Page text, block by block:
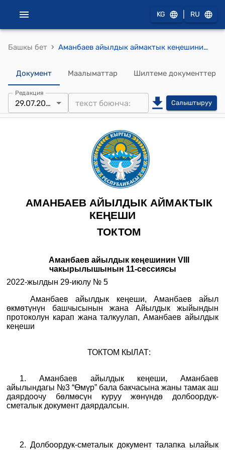
KG RU
Башкы бет › Аманбаев айылдык аймактык кеңешинин 2022-жылдын 29-июлундагы № 5 "№3 “Ѳмүр” бала бакчасына долбоор жазуу" токтому
Документ Маалыматтар Шилтеме документтер
Редакция
29.07.2022 Салыштыруу